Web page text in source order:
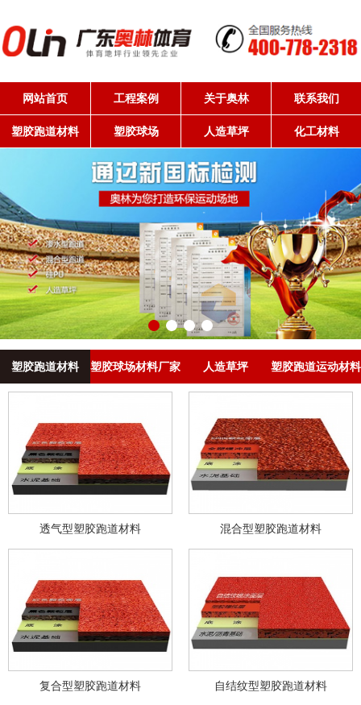
网站首页 工程案例 关于奥林 联系我们
塑胶跑道材料 塑胶球场 人造草坪 化工材料
塑胶跑道材料 塑胶球场材料厂家 人造草坪 塑胶跑道运动材料
透气型塑胶跑道材料 混合型塑胶跑道材料
复合型塑胶跑道材料 自结纹型塑胶跑道材料